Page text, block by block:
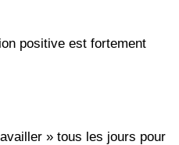
positive est fortement
» tous les jours pour